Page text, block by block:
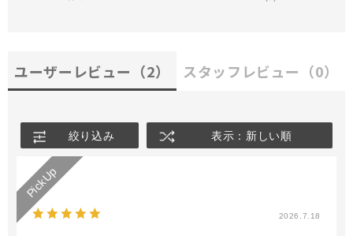
ユーザーレビュー （2） スタッフレビュー （0）
絞り込み 表示：新しい順
2026.7.18